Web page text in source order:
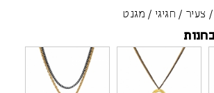
צעיר / חגיגי / מגנט